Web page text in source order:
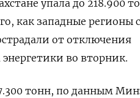
упала до 218.900
как западные регионы
от отключения
во вторник.
тонн, по данным